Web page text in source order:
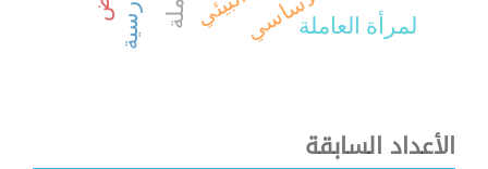
لمرأة العاملة
الأعداد السابقة